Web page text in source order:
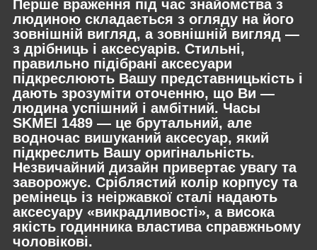
Перше враження під час знайомства з
людиною складається з огляду на його
зовнішній вигляд, а зовнішній вигляд —
з дрібниць і аксесуарів. Стильні,
правильно підібрані аксесуари
підкреслюють Вашу представницькість і
дають зрозуміти оточенню, що Ви —
людина успішний і амбітний. Часы
SKMEI 1489 — це брутальний, але
водночас вишуканий аксесуар, який
підкреслить Вашу оригінальність.
Незвичайний дизайн привертає увагу та
заворожує. Сріблястий колір корпусу та
ремінець із неіржавкої сталі надають
аксесуару «викрадливості», а висока
якість годинника властива справжньому
чоловікові.